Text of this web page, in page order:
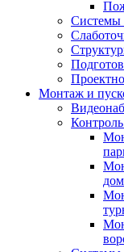
Системы
Монтаж и